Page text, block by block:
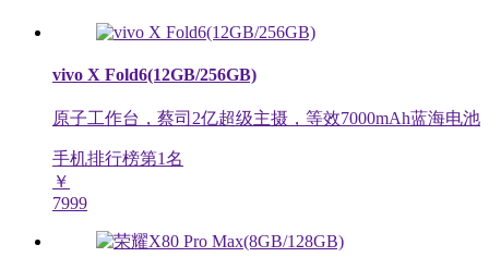
vivo X Fold6(12GB/256GB)
原子工作台，蔡司2亿超级主摄，等效7000mAh蓝海电池
手机排行榜第1名
￥
7999